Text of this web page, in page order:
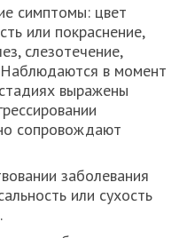
симптомы: цвет
или покраснение,
слезотечение,
Наблюдаются в момент
выражены
сопровождают
заболевания
или сухость